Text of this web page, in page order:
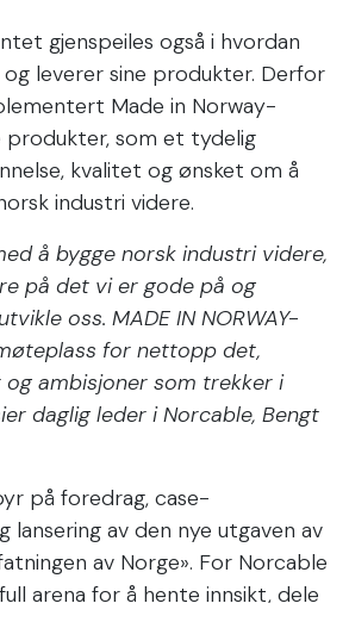
gjenspeiles også i hvordan
leverer sine produkter. Derfor
Made in Norway-
som et tydelig
kvalitet og ønsket om å
industri videre.
å bygge norsk industri videre,
på det vi er gode på og
oss. MADE IN NORWAY-
for nettopp det,
og ambisjoner som trekker i
daglig leder i Norcable, Bengt
på foredrag, case-
lansering av den nye utgaven av
av Norge». For Norcable
arena for å hente innsikt, dele